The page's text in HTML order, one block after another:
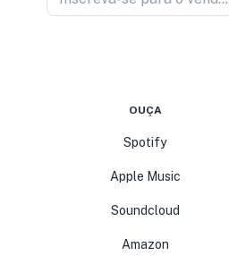
OUÇA
Spotify
Apple Music
Soundcloud
Amazon